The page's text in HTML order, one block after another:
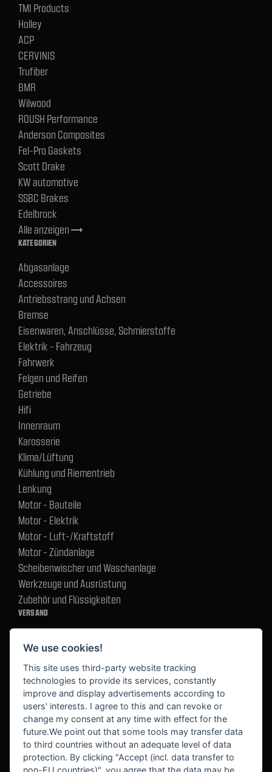
TMI Products
Holley
ACP
CERVINIS
Trufiber
BMR
Wilwood
ROUSH Performance
Anderson Composites
Fel-Pro Gaskets
Scott Drake
KW automotive
SSBC Brakes
Edelbrock
Alle anzeigentrending_flat
KATEGORIEN
Abgasanlage
Accessoires
Antriebsstrang und Achsen
Bremse
Eisenwaren, Anschlüsse, Schmierstoffe
Elektrik - Fahrzeug
Fahrwerk
Felgen und Reifen
Getriebe
Hifi
Innenraum
Karosserie
Klima/Lüftung
Kühlung und Riementrieb
Lenkung
Motor - Bauteile
Motor - Elektrik
Motor - Luft-/Kraftstoff
Motor - Zündanlage
Scheibenwischer und Waschanlage
Werkzeuge und Ausrüstung
Zubehör und Flüssigkeiten
VERSAND
BEKANNT AUS
We use cookies!
This site uses third-party website tracking
technologies to provide its services, constantly
improve and display advertisements according to
users' interests. I agree to this and can revoke or
change my consent at any time with effect for the
future.We point out that some tools may transfer data
to third countries without an adequate level of data
protection. By clicking "Accept (incl. data transfer to